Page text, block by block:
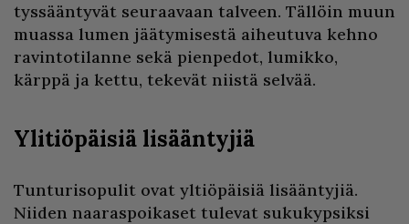
tyssääntyvät seuraavaan talveen. Tällöin muun
muassa lumen jäätymisestä aiheutuva kehno
ravintotilanne sekä pienpedot, lumikko,
kärppä ja kettu, tekevät niistä selvää.
Ylitiöpäisiä lisääntyjiä
Tunturisopulit ovat yltiöpäisiä lisääntyjiä.
Niiden naaraspoikaset tulevat sukukypsiksi